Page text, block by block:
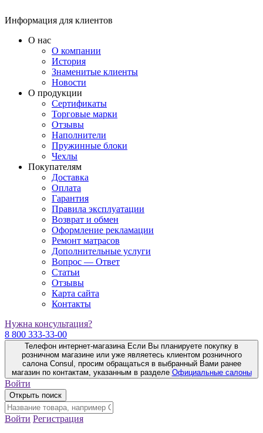
Информация для клиентов
О нас
О компании
История
Знаменитые клиенты
Новости
О продукции
Сертификаты
Торговые марки
Отзывы
Наполнители
Пружинные блоки
Чехлы
Покупателям
Доставка
Оплата
Гарантия
Правила эксплуатации
Возврат и обмен
Оформление рекламации
Ремонт матрасов
Дополнительные услуги
Вопрос — Ответ
Статьи
Отзывы
Карта сайта
Контакты
Нужна консультация?
8 800 333-33-00
Телефон интернет-магазина Если Вы планируете покупку в
розничном магазине или уже являетесь клиентом розничного
салона Consul, просим обращаться в выбранный Вами ранее
магазин по контактам, указанным в разделе Официальные салоны
Войти
Открыть поиск
Войти Регистрация